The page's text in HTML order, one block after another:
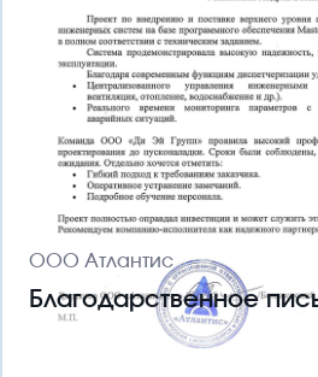
ООО Атлантис
Благодарственное